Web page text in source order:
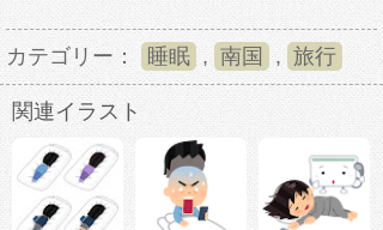
カテゴリー： 睡眠 , 南国 , 旅行
関連イラスト